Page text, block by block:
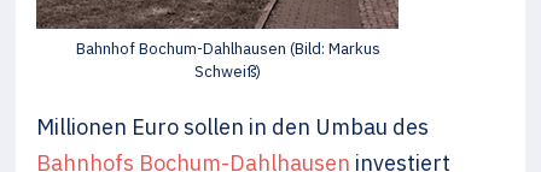
Bahnhof Bochum-Dahlhausen (Bild: Markus
Schweiß)
Millionen Euro sollen in den Umbau des
Bahnhofs Bochum-Dahlhausen investiert